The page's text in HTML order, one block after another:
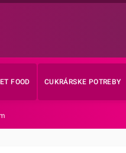
FOOD CUKRÁRSKE POTREBY